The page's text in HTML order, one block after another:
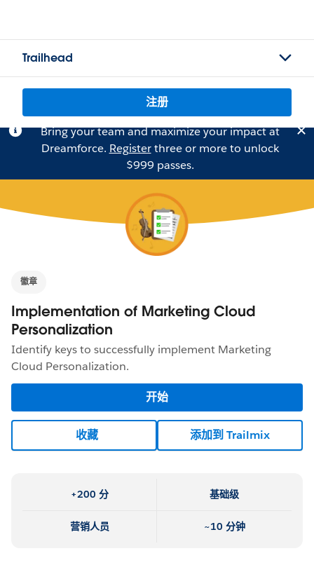
Trailhead
注册
Bring your team and maximize your impact at
Dreamforce. Registerthree or more to unlock
$999 passes.
徽章
Implementation of Marketing Cloud
Personalization
Identify keys to successfully implement Marketing
Cloud Personalization.
开始
收藏 添加到 Trailmix
+200 分 基础级
营销人员 ~10 分钟